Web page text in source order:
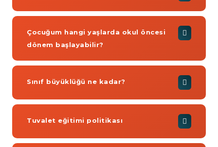
Çocuğum hangi yaşlarda okul öncesi
dönem başlayabilir?
Sınıf büyüklüğü ne kadar?
Tuvalet eğitimi politikası